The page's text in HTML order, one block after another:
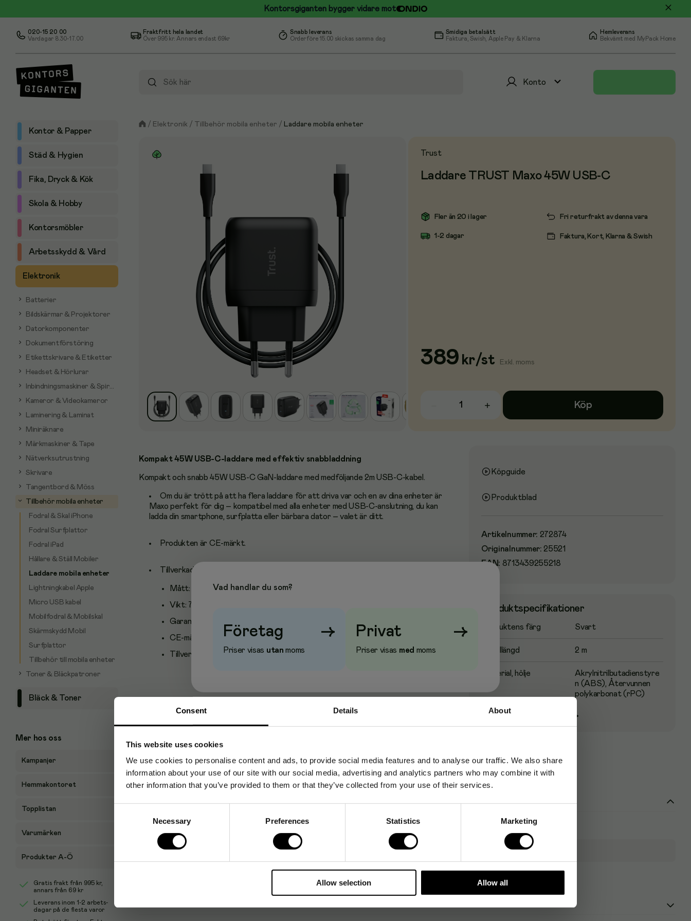
Consent Details About
This website uses cookies
We use cookies to personalise content and ads, to provide social media features and to analyse our traffic. We also share
information about your use of our site with our social media, advertising and analytics partners who may combine it with
other information that you’ve provided to them or that they’ve collected from your use of their services.
Necessary Preferences Statistics Marketing
Allow selection Allow all
Kontorsgiganten bygger vidare mot
020-15 20 00
Vardagar 8.30-17.00
Fraktfritt hela landet
Över 995 kr. Annars endast 69kr
Snabb leverans
Order före 15.00 skickas samma dag
Smidiga betalsätt
Faktura, Swish, Apple Pay & Klarna
Hemleverans
Bekvämt med MyPack Home
Konto
Kontor & Papper
Städ & Hygien
Fika, Dryck & Kök
Skola & Hobby
Kontorsmöbler
Arbetsskydd & Vård
Elektronik
Batterier
Bildskärmar & Projektorer
Datorkomponenter
Dokumentförstöring
Etikettskrivare & Etiketter
Headset & Hörlurar
Inbindningsmaskiner & Spiraler
Kameror & Videokameror
Laminering & Laminat
Miniräknare
Märkmaskiner & Tape
Nätverksutrustning
Skrivare
Tangentbord & Möss
Tillbehör mobila enheter
Fodral & Skal iPhone
Fodral Surfplattor
Fodral iPad
Hållare & Ställ Mobiler
Laddare mobila enheter
Lightningkabel Apple
Micro USB kabel
Mobilfodral & Mobilskal
Skärmskydd Mobil
Surfplattor
Tillbehör till mobila enheter
Toner & Bläckpatroner
Bläck & Toner
Mer hos oss
Kampanjer
Hemmakontoret
Topplistan
Varumärken
Produkter A-Ö
Gratis frakt från 995 kr,
annars från 69 kr
Leverans inom 1-2 arbets-
dagar på de flesta varor
/ Elektronik / Tillbehör mobila enheter / Laddare mobila enheter
Trust
Laddare TRUST Maxo 45W USB-C
Fler än 20 i lager Fri returfrakt av denna vara
1-2 dagar Faktura, Kort, Klarna & Swish
389 kr/st Exkl. moms
Köp
Kompakt 45W USB-C-laddare med effektiv snabbladdning
Kompakt och snabb 45W USB-C GaN-laddare med medföljande 2m USB-C-kabel.
Om du är trött på att ha flera laddare för att driva var och en av dina enheter är
Maxo perfekt för dig – kompatibel med alla enheter med USB-C-anslutning, du kan
ladda din smartphone, surfplatta eller bärbara dator – valet är ditt.
Produkten är CE-märkt.
Tillverkad av 50% post-consumer återvunnet material.
Mått: 49 x 82 x 32 mm
Vikt: 73 gram
Garanti: 5 år
CE-märkt
Tillverkad av 50% post-consumer återvunnet material
Köpguide
Produktblad
Artikelnummer: 272874
Originalnummer: 25521
EAN: 8713439255218
Produktspecifikationer
Produktens färg Svart
Kabellängd 2 m
Material, hölje
Akrylnitrilbutadienstyre
n (ABS), Återvunnen
polykarbonat (rPC)
Se alla specifikationer →
Specifikationer
Produktens färg
Kabellängd
Akrylnitrilbutadienstyren (ABS), Återvunnen polykarbonat (rPC)
Vad handlar du som?
Företag →
Priser visas utan moms
Privat →
Priser visas med moms